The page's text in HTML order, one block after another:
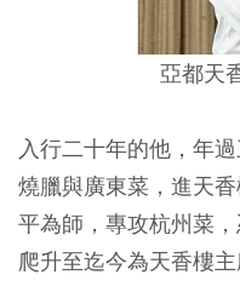
亞都天
入行二十年的他，年
燒臘與廣東菜，進天
平為師，專攻杭州菜
爬升至迄今為天香樓主